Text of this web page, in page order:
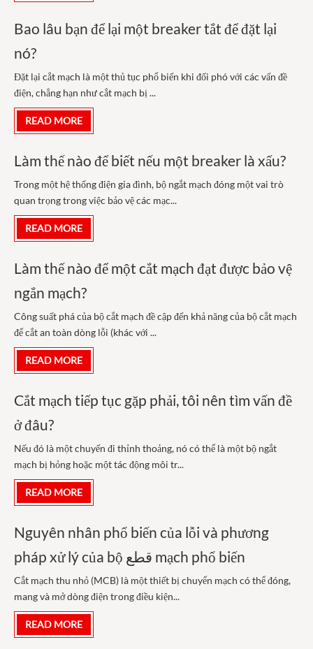
Bao lâu bạn để lại một breaker tắt để đặt lại
nó?
Đặt lại cắt mạch là một thủ tục phổ biến khi đối phó với các vấn đề
điện, chẳng hạn như cắt mạch bị ...
READ MORE
Làm thế nào để biết nếu một breaker là xấu?
Trong một hệ thống điện gia đình, bộ ngắt mạch đóng một vai trò
quan trọng trong việc bảo vệ các mạc...
READ MORE
Làm thế nào để một cắt mạch đạt được bảo vệ
ngắn mạch?
Công suất phá của bộ cắt mạch đề cập đến khả năng của bộ cắt mạch
để cắt an toàn dòng lỗi (khác với ...
READ MORE
Cắt mạch tiếp tục gặp phải, tôi nên tìm vấn đề
ở đâu?
Nếu đó là một chuyến đi thỉnh thoảng, nó có thể là một bộ ngắt
mạch bị hỏng hoặc một tác động môi tr...
READ MORE
Nguyên nhân phổ biến của lỗi và phương
pháp xử lý của bộ قطع mạch phổ biến
Cắt mạch thu nhỏ (MCB) là một thiết bị chuyển mạch có thể đóng,
mang và mở dòng điện trong điều kiện...
READ MORE